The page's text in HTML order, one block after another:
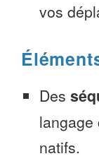
vos
Des
langage
natifs.